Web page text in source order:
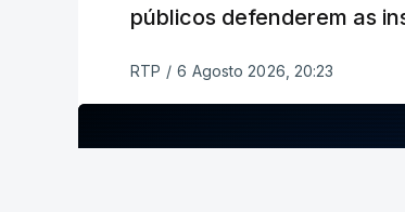
públicos defenderem as
RTP / 6 Agosto 2026, 20:23